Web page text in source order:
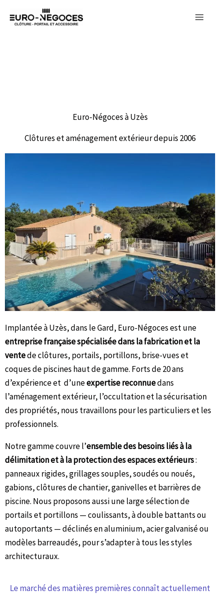
Euro-Négoces à Uzès
Clôtures et aménagement extérieur depuis 2006
Implantée à Uzès, dans le Gard, Euro-Négoces est une
entreprise française spécialisée dans la fabrication et la
ventede clôtures, portails, portillons, brise-vues et
coques de piscines haut de gamme. Forts de 20 ans
d’expérience et d’uneexpertise reconnuedans
l’aménagement extérieur, l’occultation et la sécurisation
des propriétés, nous travaillons pour les particuliers et les
professionnels.
Notre gamme couvre l’ensemble des besoins liés à la
délimitation et à la protection des espaces extérieurs:
panneaux rigides, grillages souples, soudés ou noués,
gabions, clôtures de chantier, ganivelles et barrières de
piscine. Nous proposons aussi une large sélection de
portails et portillons — coulissants, à double battants ou
autoportants — déclinés en aluminium, acier galvanisé ou
modèles barreaudés, pour s’adapter à tous les styles
architecturaux.
Le marché des matières premières connaît actuellement